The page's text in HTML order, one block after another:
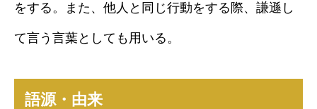
をする。また、他人と同じ行動をする際、謙遜し
て言う言葉としても用いる。
語源・由来